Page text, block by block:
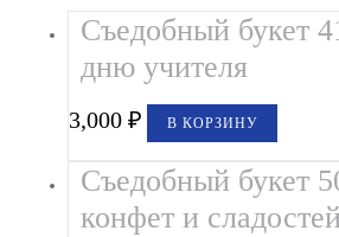
Съедобный букет
дню учителя
3,000₽ В КОРЗИНУ
Съедобный букет
конфет и